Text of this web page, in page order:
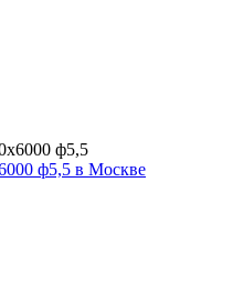
ф5,5 в Москве